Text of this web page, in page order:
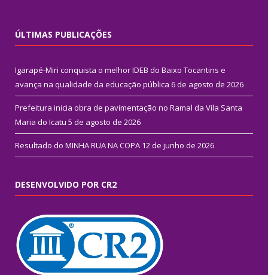
ÚLTIMAS PUBLICAÇÕES
Igarapé-Miri conquista o melhor IDEB do Baixo Tocantins e
avança na qualidade da educação pública 6 de agosto de 2026
Prefeitura inicia obra de pavimentação no Ramal da Vila Santa
Maria do Icatu 5 de agosto de 2026
Resultado do MINHA RUA NA COPA 12 de junho de 2026
DESENVOLVIDO POR CR2